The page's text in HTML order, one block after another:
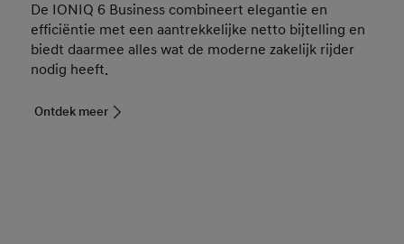
De IONIQ 6 Business combineert elegantie en
efficiëntie met een aantrekkelijke netto bijtelling en
biedt daarmee alles wat de moderne zakelijk rijder
nodig heeft.
Ontdek meer